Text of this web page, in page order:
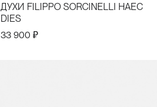
ДУХИ FILIPPO SORCINELLI HAEC
DIES
33 900 ₽